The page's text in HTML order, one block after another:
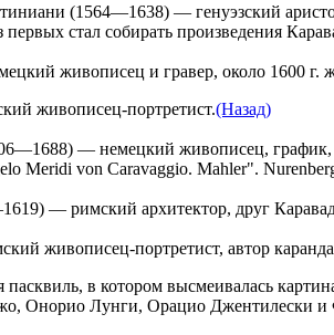
(1564—1638) — генуэзский
стал собирать произведения
живописец и гравер, около 1600 г.
живописец-портретист.(Назад)
— немецкий живописец,
Meridi von Caravaggio. Mahler".
— римский архитектор, друг
живописец-портретист, автор
в котором высмеивалась
Онорио Лунги, Орацио Джентилески и